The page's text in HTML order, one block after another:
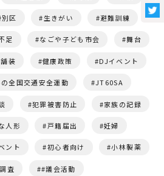
別区 生きがい 避難訓練
足 なごや子ども市会 舞台
装 健康政策 DJイベント
全国交通安全運動 JT60SA
犯罪被害防止 家族の記録
人形 戸籍届出 妊婦
ント 初心者向け 小林製薬
査 #議会活動